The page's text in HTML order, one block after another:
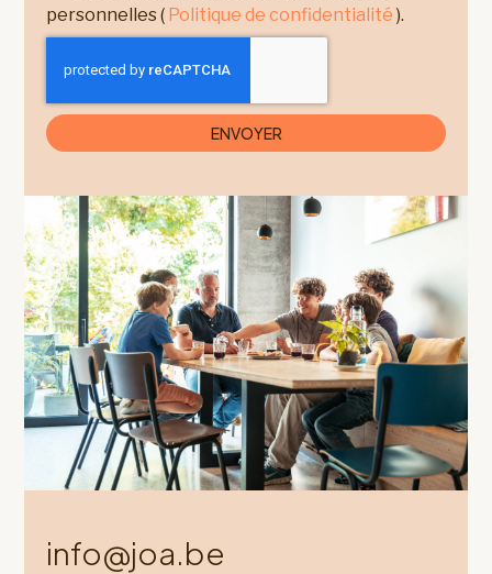
personnelles ( Politique de confidentialité ).
ENVOYER
info@joa.be